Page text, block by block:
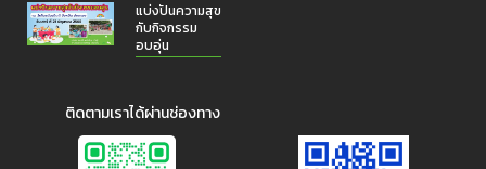
แบ่งปันความสุข
กับกิจกรรม
อบอุ่น
ติดตามเราได้ผ่านช่องทาง